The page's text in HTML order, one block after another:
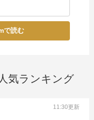
で読む
気ランキング
11:30更新